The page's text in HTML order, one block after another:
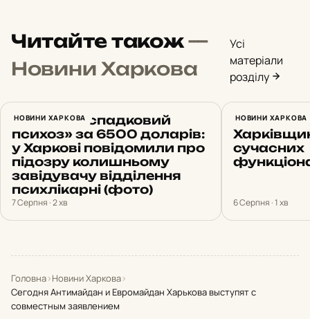
Читайте також—
Новини Харкова
Усі
матеріали
розділу
НОВИНИ ХАРКОВА
Вигадав «спадковий
психоз» за 6500 доларів:
у Харкові повідомили про
підозру колишньому
завідувачу відділення
психлікарні (фото)
7 Серпня · 2 хв
НОВИНИ ХАРКОВА
Ще три
сучасних
6 Серпня · 1 хв
Головна›Новини Харкова›
Сегодня Антимайдан и Евромайдан Харькова выступят с
совместным заявлением